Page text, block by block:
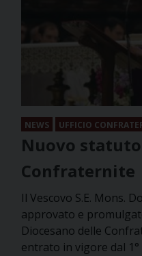
NEWS UFFICIO
Nuovo
Confraternite
Il Vescovo S.E. Mons.
approvato e
Diocesano delle
entrato in vigore dal